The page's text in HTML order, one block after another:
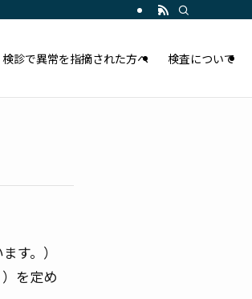
診で異常を指摘された方へ 検査について
す。）
を定め